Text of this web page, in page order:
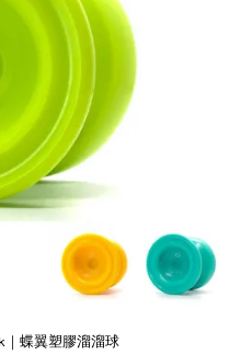
｜蝶翼塑膠溜溜球